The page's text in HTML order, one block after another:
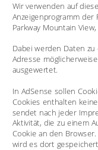
Wir verwenden auf
Anzeigenprogramm der
Parkway Mountain
Dabei werden Daten
Adresse
ausgewertet.
In AdSense sollen
Cookies enthalten
sendet nach jeder
Aktivität, die zu einem
Cookie an den
wird es dort